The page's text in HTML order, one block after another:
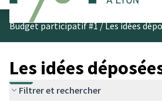
Budget participatif #1/Les idées
Les idées
Filtrer et rechercher